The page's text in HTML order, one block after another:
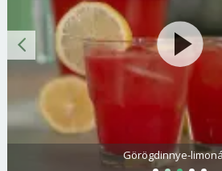
Görögdinnye-